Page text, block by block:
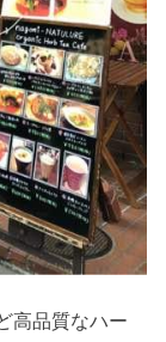
高品質なハー